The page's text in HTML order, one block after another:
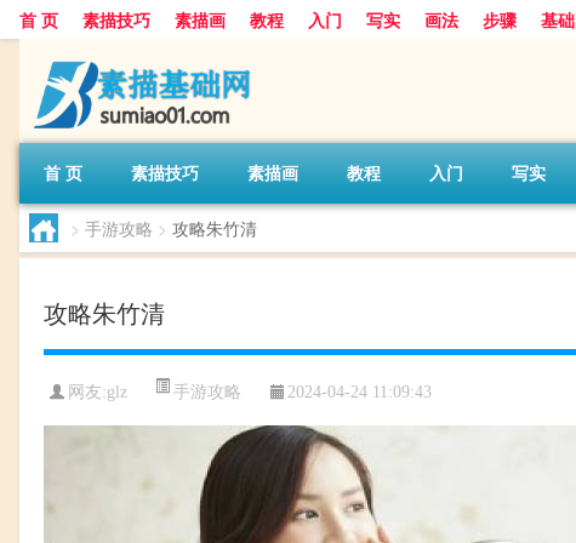
首 页 素描技巧 素描画 教程 入门 写实 画法 步骤 基础
首 页 素描技巧 素描画 教程 入门 写实
> 手游攻略 > 攻略朱竹清
攻略朱竹清
网友:glz 手游攻略 2024-04-24 11:09:43